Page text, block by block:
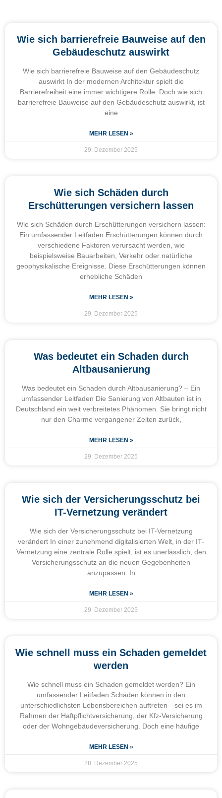
Wie sich barrierefreie Bauweise auf den
Gebäudeschutz auswirkt
Wie sich barrierefreie Bauweise auf den Gebäudeschutz
auswirkt In der modernen Architektur spielt die
Barrierefreiheit eine immer wichtigere Rolle. Doch wie sich
barrierefreie Bauweise auf den Gebäudeschutz auswirkt, ist
eine
MEHR LESEN »
29. Dezember 2025
Wie sich Schäden durch
Erschütterungen versichern lassen
Wie sich Schäden durch Erschütterungen versichern lassen:
Ein umfassender Leitfaden Erschütterungen können durch
verschiedene Faktoren verursacht werden, wie
beispielsweise Bauarbeiten, Verkehr oder natürliche
geophysikalische Ereignisse. Diese Erschütterungen können
erhebliche Schäden
MEHR LESEN »
29. Dezember 2025
Was bedeutet ein Schaden durch
Altbausanierung
Was bedeutet ein Schaden durch Altbausanierung? – Ein
umfassender Leitfaden Die Sanierung von Altbauten ist in
Deutschland ein weit verbreitetes Phänomen. Sie bringt nicht
nur den Charme vergangener Zeiten zurück,
MEHR LESEN »
29. Dezember 2025
Wie sich der Versicherungsschutz bei
IT-Vernetzung verändert
Wie sich der Versicherungsschutz bei IT-Vernetzung
verändert In einer zunehmend digitalisierten Welt, in der IT-
Vernetzung eine zentrale Rolle spielt, ist es unerlässlich, den
Versicherungsschutz an die neuen Gegebenheiten
anzupassen. In
MEHR LESEN »
29. Dezember 2025
Wie schnell muss ein Schaden gemeldet
werden
Wie schnell muss ein Schaden gemeldet werden? Ein
umfassender Leitfaden Schäden können in den
unterschiedlichsten Lebensbereichen auftreten—sei es im
Rahmen der Haftpflichtversicherung, der Kfz-Versicherung
oder der Wohngebäudeversicherung. Doch eine häufige
MEHR LESEN »
28. Dezember 2025